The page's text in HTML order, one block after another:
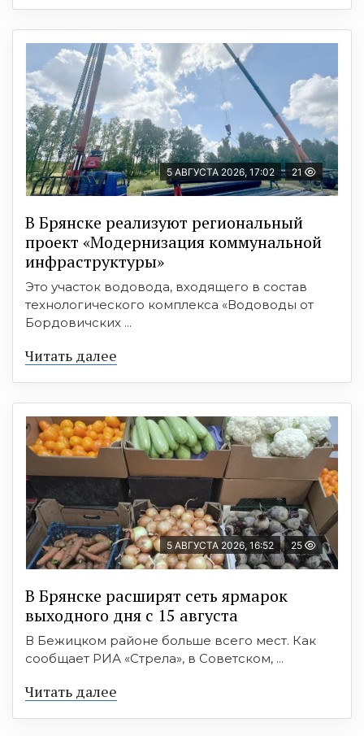
5 АВГУСТА 2026, 17:02 21
В Брянске реализуют региональный
проект «Модернизация коммунальной
инфраструктуры»
Это участок водовода, входящего в состав
технологического комплекса «Водоводы от
Бордовичских ...
Читать далее
5 АВГУСТА 2026, 16:52 25
В Брянске расширят сеть ярмарок
выходного дня с 15 августа
В Бежицком районе больше всего мест. Как
сообщает РИА «Стрела», в Советском, ...
Читать далее